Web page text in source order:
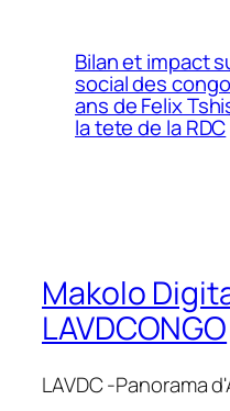
Bilan et impact
social des
ans de Felix
la tete de la RDC
Makolo
LAVDCONGO
LAVDC -Panorama